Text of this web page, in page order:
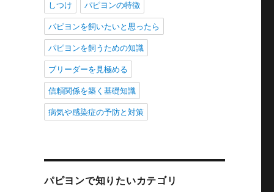
しつけ パピヨンの特徴
パピヨンを飼いたいと思ったら
パピヨンを飼うための知識
ブリーダーを見極める
信頼関係を築く基礎知識
病気や感染症の予防と対策
パピヨンで知りたいカテゴリ